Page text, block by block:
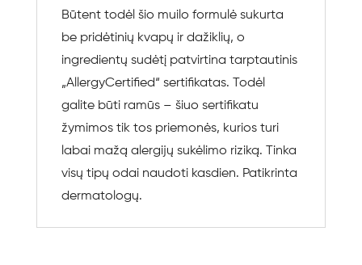
Būtent todėl šio muilo formulė sukurta
be pridėtinių kvapų ir dažiklių, o
ingredientų sudėtį patvirtina tarptautinis
„AllergyCertified“ sertifikatas. Todėl
galite būti ramūs – šiuo sertifikatu
žymimos tik tos priemonės, kurios turi
labai mažą alergijų sukėlimo riziką. Tinka
visų tipų odai naudoti kasdien. Patikrinta
dermatologų.